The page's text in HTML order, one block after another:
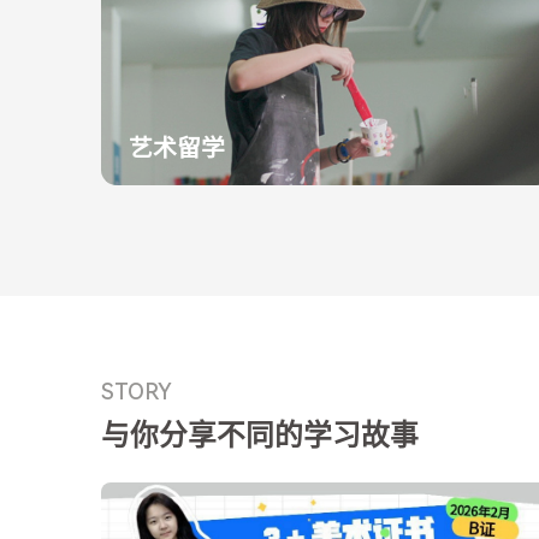
艺术留学
STORY
与你分享不同的学习故事